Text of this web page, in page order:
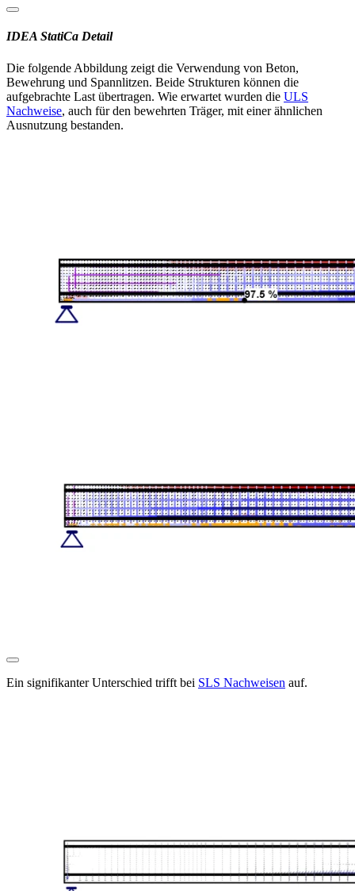
IDEA StatiCa Detail
Die folgende Abbildung zeigt die Verwendung von Beton,
Bewehrung und Spannlitzen. Beide Strukturen können die
aufgebrachte Last übertragen. Wie erwartet wurden die ULS
Nachweise, auch für den bewehrten Träger, mit einer ähnlichen
Ausnutzung bestanden.
Ein signifikanter Unterschied trifft bei SLS Nachweisen auf.